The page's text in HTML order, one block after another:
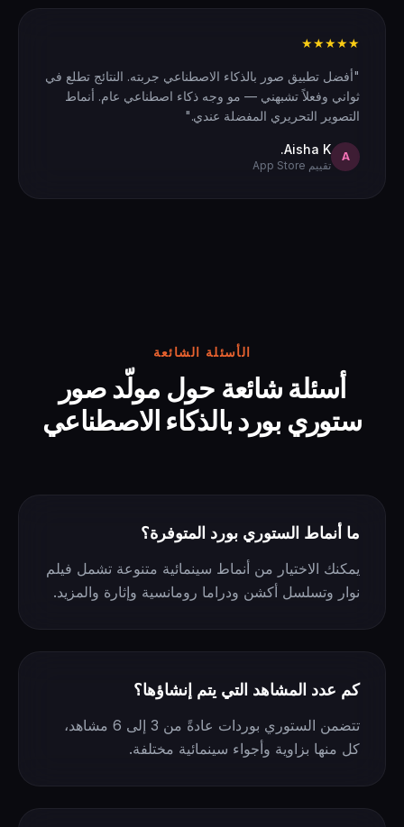
★★★★★
"أفضل تطبيق صور بالذكاء الاصطناعي جربته. النتائج تطلع في
ثواني وفعلاً تشبهني — مو وجه ذكاء اصطناعي عام. أنماط
التصوير التحريري المفضلة عندي."
A
Aisha K.
تقييم App Store
الأسئلة الشائعة
أسئلة شائعة حول مولّد صور
ستوري بورد بالذكاء الاصطناعي
ما أنماط الستوري بورد المتوفرة؟
يمكنك الاختيار من أنماط سينمائية متنوعة تشمل فيلم
نوار وتسلسل أكشن ودراما رومانسية وإثارة والمزيد.
كم عدد المشاهد التي يتم إنشاؤها؟
تتضمن الستوري بوردات عادةً من 3 إلى 6 مشاهد،
كل منها بزاوية وأجواء سينمائية مختلفة.